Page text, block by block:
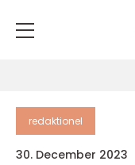
redaktionel
30. December 2023